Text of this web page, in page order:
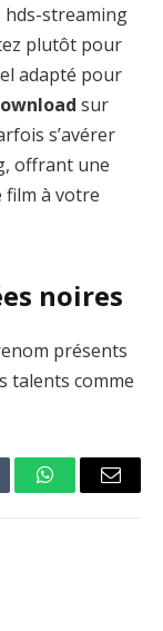
hds-streaming
plutôt pour
adapté pour
sur
s’avérer
offrant une
à votre
noires
présents
talents comme
WhatsAppEmail